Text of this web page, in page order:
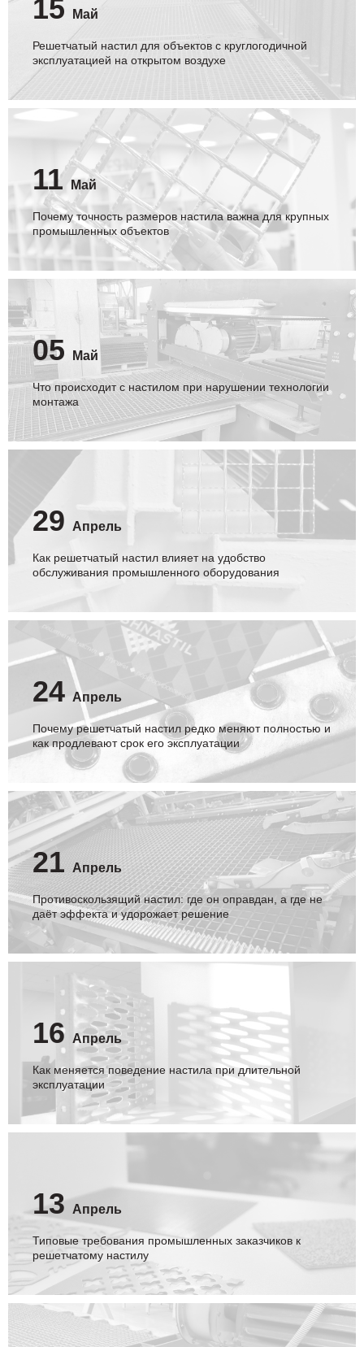
15 Май
Решетчатый настил для объектов с круглогодичной
эксплуатацией на открытом воздухе
11 Май
Почему точность размеров настила важна для крупных
промышленных объектов
05 Май
Что происходит с настилом при нарушении технологии
монтажа
29 Апрель
Как решетчатый настил влияет на удобство
обслуживания промышленного оборудования
24 Апрель
Почему решетчатый настил редко меняют полностью и
как продлевают срок его эксплуатации
21 Апрель
Противоскользящий настил: где он оправдан, а где не
даёт эффекта и удорожает решение
16 Апрель
Как меняется поведение настила при длительной
эксплуатации
13 Апрель
Типовые требования промышленных заказчиков к
решетчатому настилу